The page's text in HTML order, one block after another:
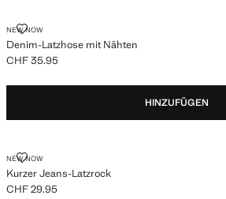
NEW NOW
Denim-Latzhose mit Nähten
DENIM-LATZHOSE MIT NÄHTEN
Aktueller Preis [CHF 35.95 ]
CHF 35.95
HINZUFÜGEN
NEW NOW
Kurzer Jeans-Latzrock
KURZER JEANS-LATZROCK
Aktueller Preis [CHF 29.95 ]
CHF 29.95